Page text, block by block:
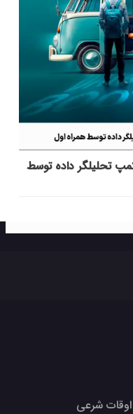
تحلیلگر داده توسط
اوقات شرعی